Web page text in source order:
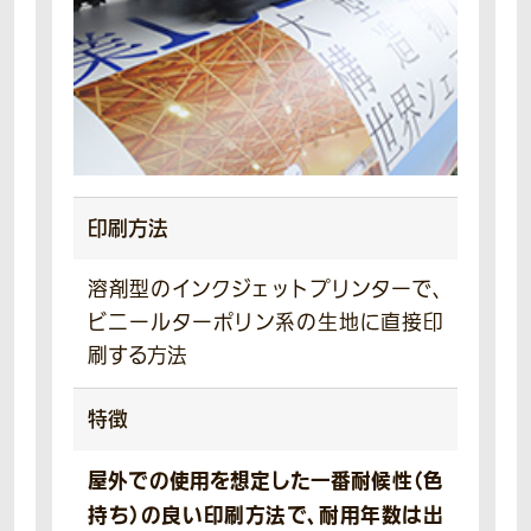
印刷方法
溶剤型のインクジェットプリンターで、
ビニールターポリン系の生地に直接印
刷する方法
特徴
屋外での使用を想定した一番耐候性（色
持ち）の良い印刷方法で、耐用年数は出